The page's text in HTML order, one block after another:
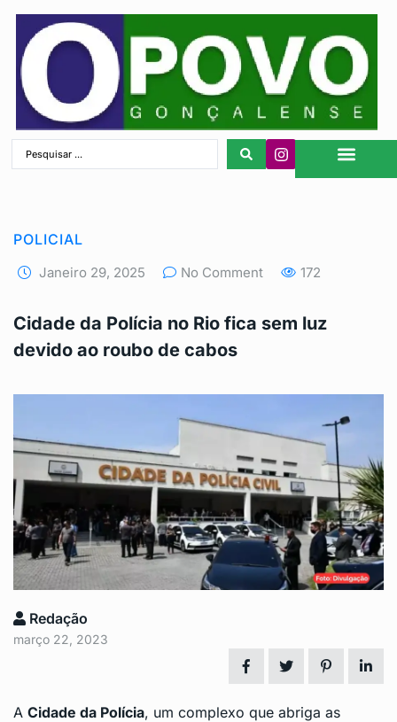
POLICIAL
Janeiro 29, 2025 No Comment 172
Cidade da Polícia no Rio fica sem luz
devido ao roubo de cabos
Redação
março 22, 2023
A Cidade da Polícia, um complexo que abriga as